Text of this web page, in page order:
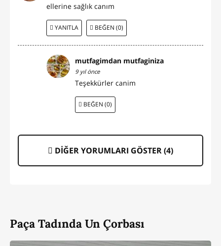
ellerine sağlık canım
YANITLA BEĞEN (0)
mutfagimdan mutfaginiza
9 yıl önce
Teşekkürler canim
BEĞEN (0)
DİĞER YORUMLARI GÖSTER (4)
Paça Tadında Un Çorbası